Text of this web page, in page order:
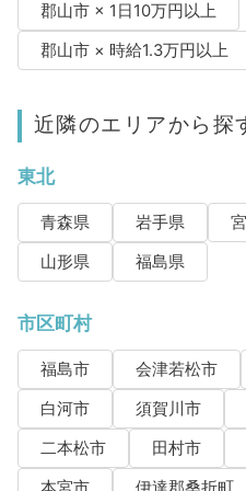
郡山市 × 1日10万円以上
郡山市 × 時給1.3万円以上
近隣のエリアから探
東北
青森県 岩手県
山形県
福島県
市区町村
福島市 会津若松市
白河市
須賀川市
二本松市
田村市